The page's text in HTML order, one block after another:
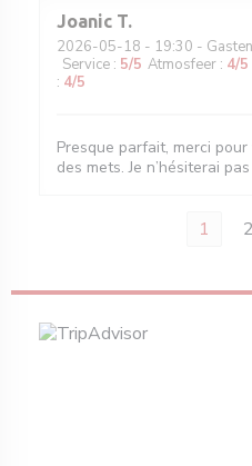
Joanic T
2026-05-18 - 19:30 -
Service : 5/5 Atmosfeer : 4/5
: 4/5
Presque parfait, merci
des mets. Je n’hésiterai
1 2